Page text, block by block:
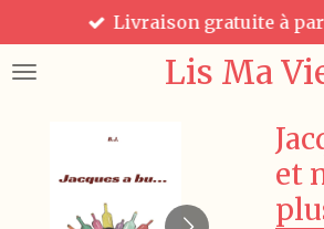
au
contenu
Lis Ma
Livraison gratuite à
et